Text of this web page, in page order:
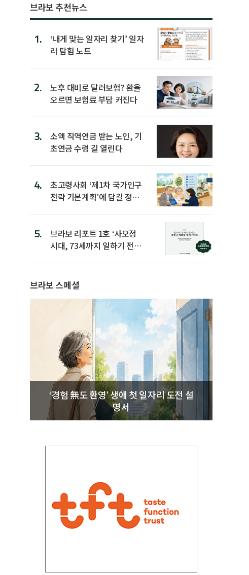
브라보 추천뉴스
1.
‘내게 맞는 일자리 찾기’ 일자
리 탐험 노트
2.
노후 대비로 달러보험? 환율
오르면 보험료 부담 커진다
3.
소액 직역연금 받는 노인, 기
초연금 수령 길 열린다
4.
초고령사회 ‘제1차 국가인구
전략 기본계획’에 담길 정책
5.
브라보 리포트 1호 ‘사오정
시대, 73세까지 일하기 전략’
브라보 스페셜
‘경험 無도 환영’ 생애 첫 일자리 도전 설
명서